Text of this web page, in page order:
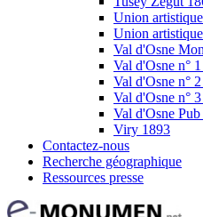
Union
Union
Val d'Osne
Val d'Osne n°
Val d'Osne n°
Val d'Osne n°
Val d'Osne Pub
Viry 1893
Contactez-nous
Recherche géographique
Ressources presse